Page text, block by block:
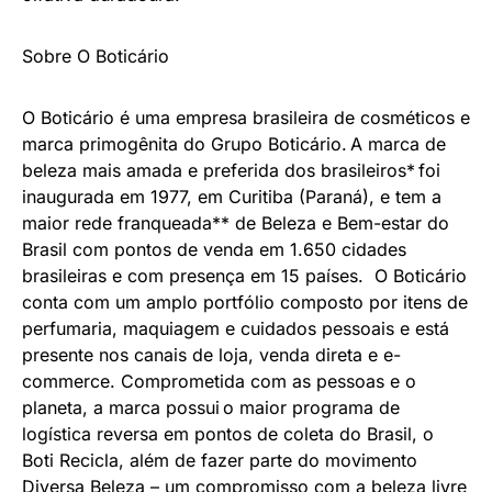
Sobre O Boticário
O Boticário é uma empresa brasileira de cosméticos e
marca primogênita do Grupo Boticário. A marca de
beleza mais amada e preferida dos brasileiros* foi
inaugurada em 1977, em Curitiba (Paraná), e tem a
maior rede franqueada** de Beleza e Bem-estar do
Brasil com pontos de venda em 1.650 cidades
brasileiras e com presença em 15 países. O Boticário
conta com um amplo portfólio composto por itens de
perfumaria, maquiagem e cuidados pessoais e está
presente nos canais de loja, venda direta e e-
commerce. Comprometida com as pessoas e o
planeta, a marca possui o maior programa de
logística reversa em pontos de coleta do Brasil, o
Boti Recicla, além de fazer parte do movimento
Diversa Beleza – um compromisso com a beleza livre